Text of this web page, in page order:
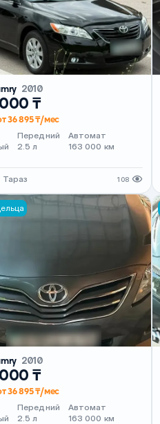
2010
₸
36 895 ₸/мес
Передний
2.5 л
Автомат
163 000 км
Тараз 108
2010
₸
36 895 ₸/мес
Передний
2.5 л
Автомат
163 000 км